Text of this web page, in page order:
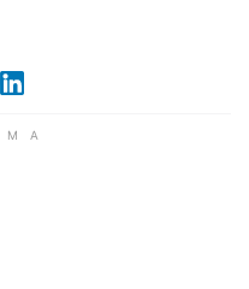
Facebook
в X в Google news
Читайте в Viber
Читайте в LinkedIn